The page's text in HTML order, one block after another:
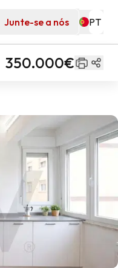
Junte-se a nós
350.000€